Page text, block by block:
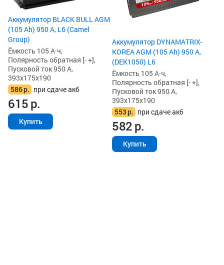
Аккумулятор BLACK BULL AGM
(105 Ah) 950 А, L6 (Camel
Group)
Ёмкость 105 А·ч,
Полярность обратная [- +],
Пусковой ток 950 А,
393x175x190
586р. при сдаче акб
615р.
Купить
Аккумулятор DYNAMATRIX-
KOREA AGM (105 Ah) 950 А,
(DEK1050) L6
Ёмкость 105 А·ч,
Полярность обратная [- +],
Пусковой ток 950 А,
393x175x190
553р. при сдаче акб
582р.
Купить